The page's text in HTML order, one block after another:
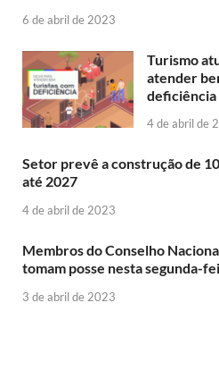
6 de abril de 2023
Turismo
atender
deficiência
4 de abril de
Setor prevê a construção de
até 2027
4 de abril de 2023
Membros do Conselho
tomam posse nesta segunda-
3 de abril de 2023